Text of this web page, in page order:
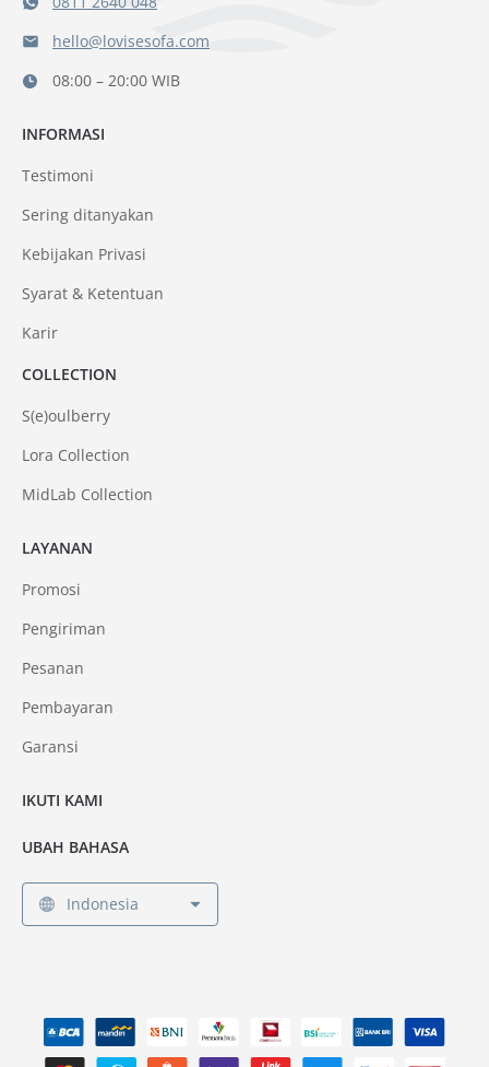
hello@lovisesofa.com
08:00 – 20:00 WIB
LAYANAN
Promosi
Pengiriman
Pesanan
Pembayaran
Garansi
INFORMASI
Testimoni
Sering ditanyakan
Kebijakan Privasi
Syarat & Ketentuan
Karir
COLLECTION
S(e)oulberry
Lora Collection
MidLab Collection
IKUTI KAMI
UBAH BAHASA
Indonesia